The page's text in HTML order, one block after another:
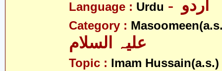
Language : Urdu
Category :
Topic : Imam Hussain(a.s.)